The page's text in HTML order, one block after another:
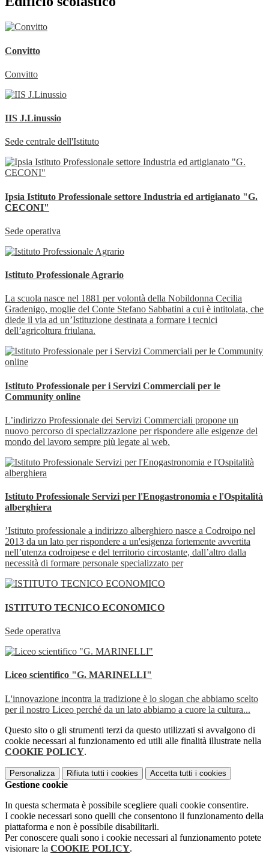
Convitto
Convitto
IIS J.Linussio
Sede centrale dell'Istituto
Ipsia Istituto Professionale settore Industria ed artigianato "G.
CECONI"
Sede operativa
Istituto Professionale Agrario
La scuola nasce nel 1881 per volontà della Nobildonna Cecilia
Gradenigo, moglie del Conte Stefano Sabbatini a cui è intitolata, che
diede il via ad un’Istituzione destinata a formare i tecnici
dell’agricoltura friulana.
Istituto Professionale per i Servizi Commerciali per le
Community online
L’indirizzo Professionale dei Servizi Commerciali propone un
nuovo percorso di specializzazione per rispondere alle esigenze del
mondo del lavoro sempre più legate al web.
Istituto Professionale Servizi per l'Enogastronomia e l'Ospitalità
alberghiera
’Istituto professionale a indirizzo alberghiero nasce a Codroipo nel
2013 da un lato per rispondere a un'esigenza fortemente avvertita
nell’utenza codroipese e del territorio circostante, dall’altro dalla
necessità di formare personale specializzato per
ISTITUTO TECNICO ECONOMICO
Sede operativa
Liceo scientifico "G. MARINELLI"
L'innovazione incontra la tradizione è lo slogan che abbiamo scelto
per il nostro Liceo perché da un lato abbiamo a cuore la cultura...
Questo sito o gli strumenti terzi da questo utilizzati si avvalgono di
cookie necessari al funzionamento ed utili alle finalità illustrate nella
COOKIE POLICY.
Personalizza Rifiuta tutti i cookies Accetta tutti i cookies
Gestione cookie
In questa schermata è possibile scegliere quali cookie consentire.
I cookie necessari sono quelli che consentono il funzionamento della
piattaforma e non è possibile disabilitarli.
Per conoscere quali sono i cookie necessari al funzionamento potete
visionare la COOKIE POLICY.